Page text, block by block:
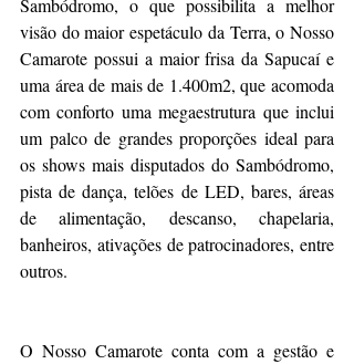
Sambódromo, o que possibilita a melhor
visão do maior espetáculo da Terra, o Nosso
Camarote possui a maior frisa da Sapucaí e
uma área de mais de 1.400m2, que acomoda
com conforto uma megaestrutura que inclui
um palco de grandes proporções ideal para
os shows mais disputados do Sambódromo,
pista de dança, telões de LED, bares, áreas
de alimentação, descanso, chapelaria,
banheiros, ativações de patrocinadores, entre
outros.
O Nosso Camarote conta com a gestão e